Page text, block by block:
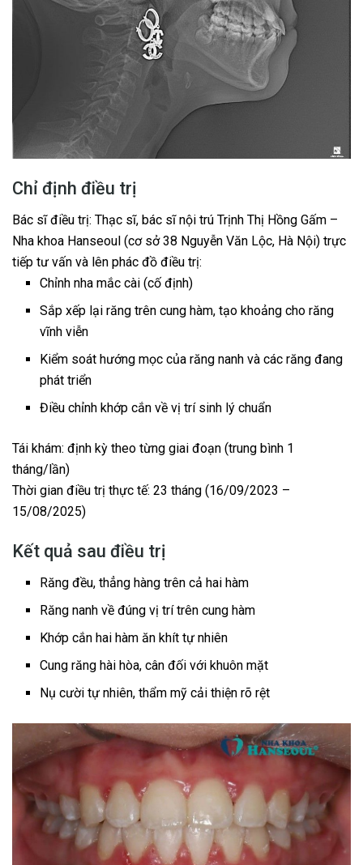
Chỉ định điều trị
Bác sĩ điều trị: Thạc sĩ, bác sĩ nội trú Trịnh Thị Hồng Gấm –
Nha khoa Hanseoul (cơ sở 38 Nguyễn Văn Lộc, Hà Nội) trực
tiếp tư vấn và lên phác đồ điều trị:
Chỉnh nha mắc cài (cố định)
Sắp xếp lại răng trên cung hàm, tạo khoảng cho răng
vĩnh viễn
Kiểm soát hướng mọc của răng nanh và các răng đang
phát triển
Điều chỉnh khớp cắn về vị trí sinh lý chuẩn
Tái khám: định kỳ theo từng giai đoạn (trung bình 1
tháng/lần)
Thời gian điều trị thực tế: 23 tháng (16/09/2023 –
15/08/2025)
Kết quả sau điều trị
Răng đều, thẳng hàng trên cả hai hàm
Răng nanh về đúng vị trí trên cung hàm
Khớp cắn hai hàm ăn khít tự nhiên
Cung răng hài hòa, cân đối với khuôn mặt
Nụ cười tự nhiên, thẩm mỹ cải thiện rõ rệt